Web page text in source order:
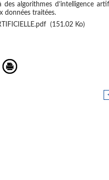
algorithmes d’intelligence
données traitées.
(151.02 Ko)